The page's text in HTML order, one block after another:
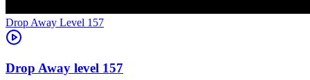
Level 157
157